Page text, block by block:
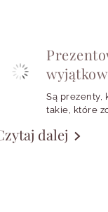
Są prezenty,
takie, które
w małym
dalej